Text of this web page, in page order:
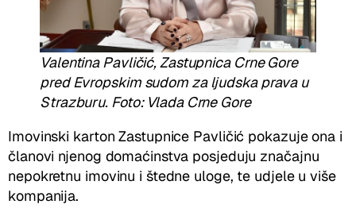
Valentina Pavličić, Zastupnica Crne Gore
pred Evropskim sudom za ljudska prava u
Strazburu. Foto: Vlada Crne Gore
Imovinski karton Zastupnice Pavličić pokazuje ona i
članovi njenog domaćinstva posjeduju značajnu
nepokretnu imovinu i štedne uloge, te udjele u više
kompanija.